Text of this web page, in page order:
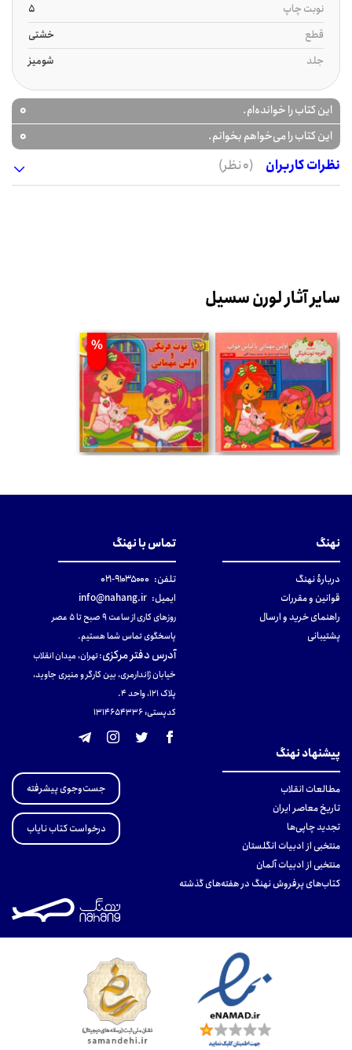
نوبت چاپ
5
قطع
خشتی
جلد
شومیز
این کتاب را خوانده‌ام. 0
این کتاب را می‌خواهم بخوانم.
0
نظرات کاربران
(0 نظر)
سایر آثار لورن سسیل
%
نهنگ
دربارهٔ نهنگ
قوانین و مقررات
راهنمای خرید و ارسال
پشتیبانی
تماس با نهنگ
تلفن: ۹۱۰۳۵۰۰۰-۰۲۱
ایمیل: info@nahang.ir
روزهای کاری از ساعت ۹ صبح تا ۵ عصر
پاسخگوی تماس شما هستیم.
آدرس دفتر مرکزی:تهران، میدان انقلاب
خیابان ژاندارمری، بین کارگر و منیری جاوید،
پلاک 121، واحد ۴.
کدپستی: 131465433۶
پیشنهاد نهنگ
مطالعات انقلاب
تاریخ معاصر ایران
تجدید چاپی‌ها
منتخبی از ادبیات انگلستان
منتخبی از ادبیات آلمان
کتاب‌های پرفروش نهنگ در هفته‌های گذشته
جست‌وجوی پیشرفته
درخواست کتاب نایاب